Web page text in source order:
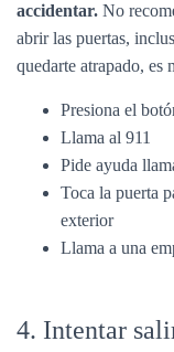
accidentar. No
abrir las puertas,
quedarte atrapado, es
Presiona el
Llama al 911
Pide ayuda
Toca la puerta
exterior
Llama a una
4. Intentar